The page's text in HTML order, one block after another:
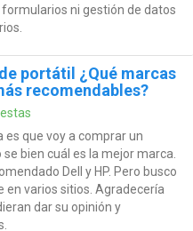
ni gestión de datos
portátil ¿Qué marcas
recomendables?
es que voy a comprar un
bien cuál es la mejor marca.
Dell y HP. Pero busco
en varios sitios. Agradecería
dar su opinión y